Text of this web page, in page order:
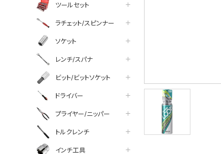
ツールセット
ラチェット/スピンナー
ソケット
レンチ/スパナ
ビット/ビットソケット
ドライバー
プライヤー/ニッパー
トルクレンチ
インチ工具